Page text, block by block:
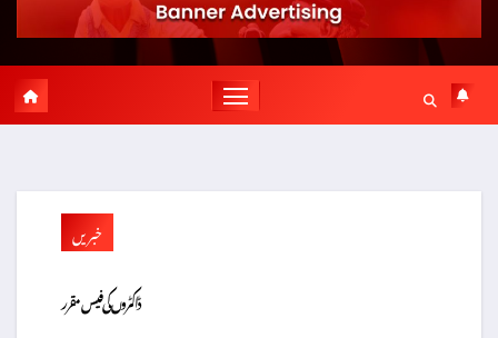
خبریں
ڈاکٹروں کی فیس مقرر